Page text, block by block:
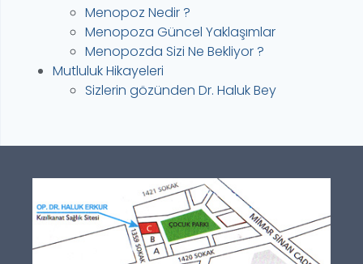
Menopoz Nedir ?
Menopoza Güncel Yaklaşımlar
Menopozda Sizi Ne Bekliyor ?
Mutluluk Hikayeleri
Sizlerin gözünden Dr. Haluk Bey